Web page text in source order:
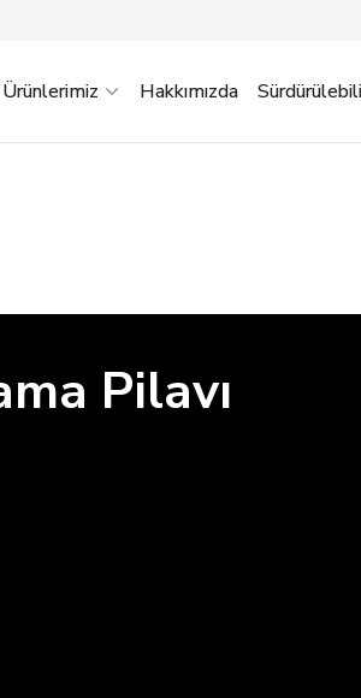
Ürünlerimiz Hakkımızda
Pilavı